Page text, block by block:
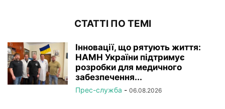
СТАТТІ ПО ТЕМІ
Інновації, що рятують життя:
НАМН України підтримує
розробки для медичного
забезпечення...
Прес-служба - 06.08.2026